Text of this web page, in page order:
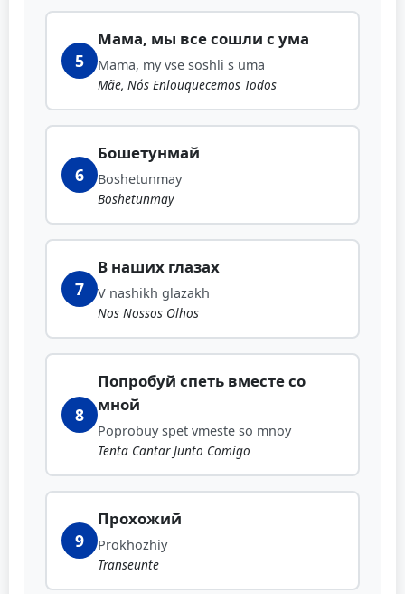
5
Мама, мы все сошли с ума
Mama, my vse soshli s uma
Mãe, Nós Enlouquecemos Todos
6
Бошетунмай
Boshetunmay
Boshetunmay
7
В наших глазах
V nashikh glazakh
Nos Nossos Olhos
8
Попробуй спеть вместе со
мной
Poprobuy spet vmeste so mnoy
Tenta Cantar Junto Comigo
9
Прохожий
Prokhozhiy
Transeunte